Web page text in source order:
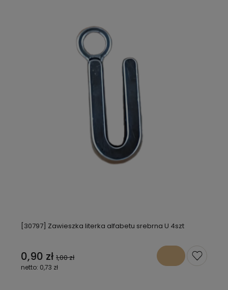
[30797] Zawieszka literka alfabetu srebrna U 4szt
0,90 zł 1,00 zł
0,73 zł